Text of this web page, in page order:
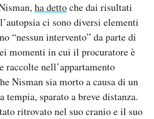
ha dettoche dai risultati
ci sono diversi elementi
“nessun intervento” da parte di
momenti in cui il procuratore è
raccolte nell’appartamento
Nisman sia morto a causa di un
tempia, sparato a breve distanza.
ritrovato nel suo cranio e il suo